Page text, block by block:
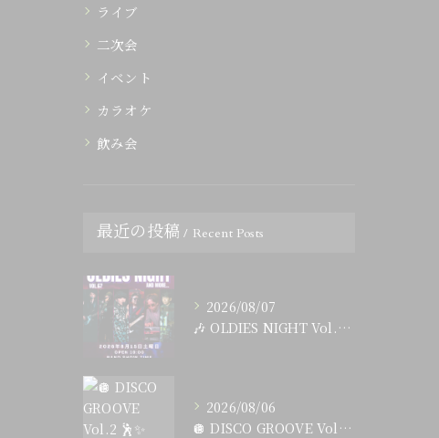
ライブ
二次会
イベント
カラオケ
飲み会
最近の投稿 Recent Posts
2026/08/07
🎶 OLDIES NIGHT Vol.67 開催決定！ 🎶
2026/08/06
🪩 DISCO GROOVE Vol.2 🕺✨